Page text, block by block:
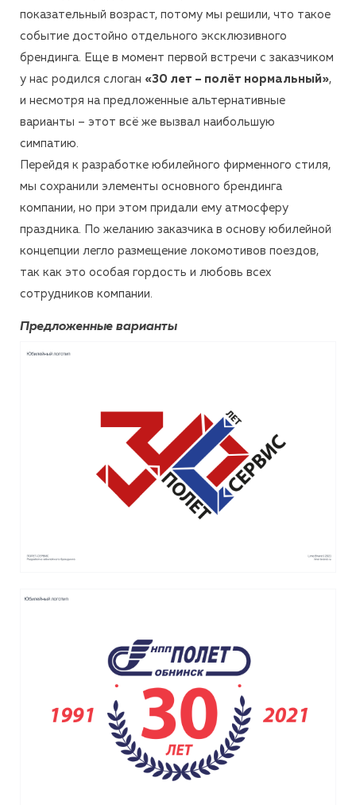
показательный возраст, потому мы решили, что такое
событие достойно отдельного эксклюзивного
брендинга. Еще в момент первой встречи с заказчиком
у нас родился слоган «30 лет – полёт нормальный»,
и несмотря на предложенные альтернативные
варианты – этот всё же вызвал наибольшую
симпатию.
Перейдя к разработке юбилейного фирменного стиля,
мы сохранили элементы основного брендинга
компании, но при этом придали ему атмосферу
праздника. По желанию заказчика в основу юбилейной
концепции легло размещение локомотивов поездов,
так как это особая гордость и любовь всех
сотрудников компании.
Предложенные варианты